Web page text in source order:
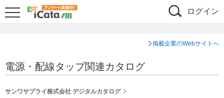
ログイン
掲載企業のWebサイトへ
電源・配線タップ関連カタログ
サンワサプライ株式会社 デジタルカタログ